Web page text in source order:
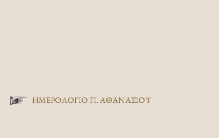
ΗΜΕΡΟΛΟΓΙΟ Π. ΑΘΑΝΑΣΙΟΥ